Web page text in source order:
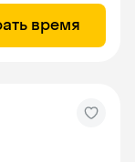
время